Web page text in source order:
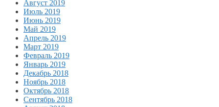
Август 2019
Июль 2019
Июнь 2019
Май 2019
Апрель 2019
Март 2019
Февраль 2019
Январь 2019
Декабрь 2018
Ноябрь 2018
Октябрь 2018
Сентябрь 2018